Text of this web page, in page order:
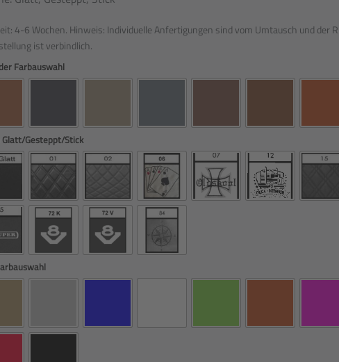
4-6 Wochen. Hinweis: Individuelle Anfertigungen sind vom Umtausch und der
ist verbindlich.
Farbauswahl
Glatt/Gesteppt/Stick